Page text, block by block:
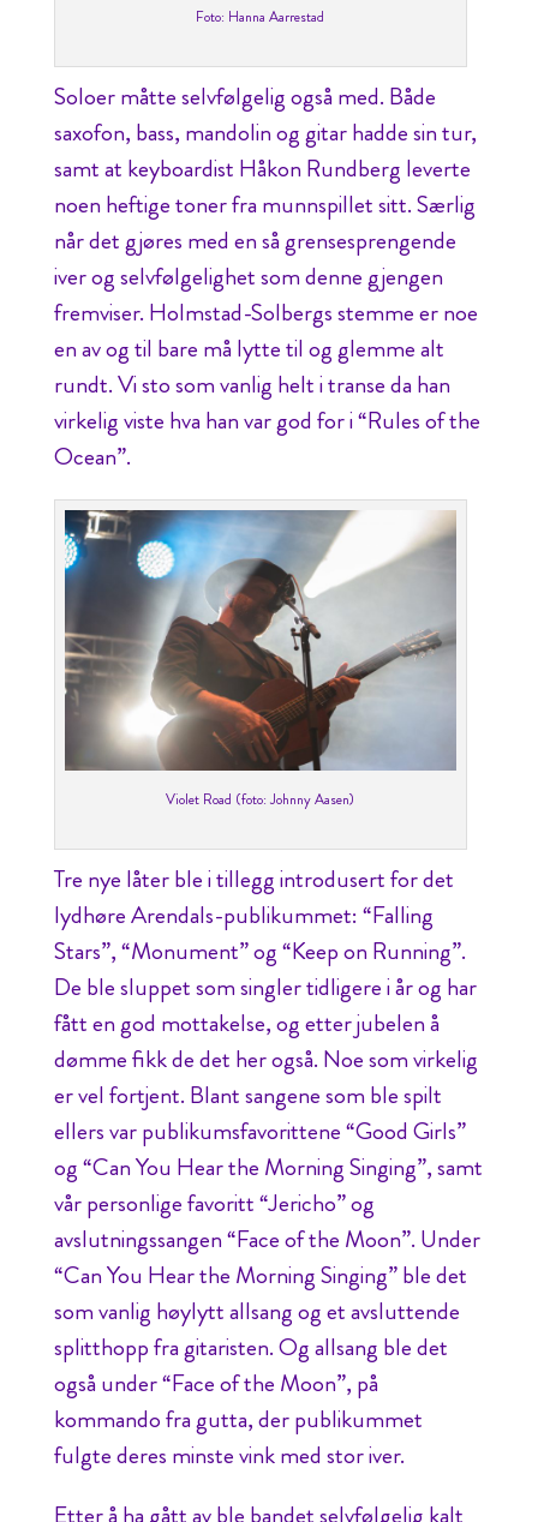
Foto: Hanna Aarrestad
Soloer måtte selvfølgelig også med. Både
saxofon, bass, mandolin og gitar hadde sin tur,
samt at keyboardist Håkon Rundberg leverte
noen heftige toner fra munnspillet sitt. Særlig
når det gjøres med en så grensesprengende
iver og selvfølgelighet som denne gjengen
fremviser. Holmstad-Solbergs stemme er noe
en av og til bare må lytte til og glemme alt
rundt. Vi sto som vanlig helt i transe da han
virkelig viste hva han var god for i “Rules of the
Ocean”.
Violet Road (foto: Johnny Aasen)
Tre nye låter ble i tillegg introdusert for det
lydhøre Arendals-publikummet: “Falling
Stars”, “Monument” og “Keep on Running”.
De ble sluppet som singler tidligere i år og har
fått en god mottakelse, og etter jubelen å
dømme fikk de det her også. Noe som virkelig
er vel fortjent. Blant sangene som ble spilt
ellers var publikumsfavorittene “Good Girls”
og “Can You Hear the Morning Singing”, samt
vår personlige favoritt “Jericho” og
avslutningssangen “Face of the Moon”. Under
“Can You Hear the Morning Singing” ble det
som vanlig høylytt allsang og et avsluttende
splitthopp fra gitaristen. Og allsang ble det
også under “Face of the Moon”, på
kommando fra gutta, der publikummet
fulgte deres minste vink med stor iver.